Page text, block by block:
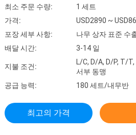
최소 주문 수량:
1 세트
가격:
USD2890 ~
포장 세부 사항:
나무 상자 표준 수
배달 시간:
3-14 일
지불 조건:
L/C, D/A, D/P, T/
서부 동맹
공급 능력:
180 세트/내무반
최고의 가격